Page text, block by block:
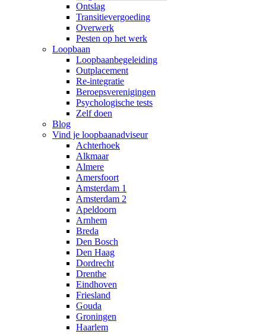
Ontslag
Transitievergoeding
Overwerk
Pesten op het werk
Loopbaan
Loopbaanbegeleiding
Outplacement
Re-integratie
Beroepsverenigingen
Psychologische tests
Zelf doen
Blog
Vind je loopbaanadviseur
Achterhoek
Alkmaar
Almere
Amersfoort
Amsterdam 1
Amsterdam 2
Apeldoorn
Arnhem
Breda
Den Bosch
Den Haag
Dordrecht
Drenthe
Eindhoven
Friesland
Gouda
Groningen
Haarlem